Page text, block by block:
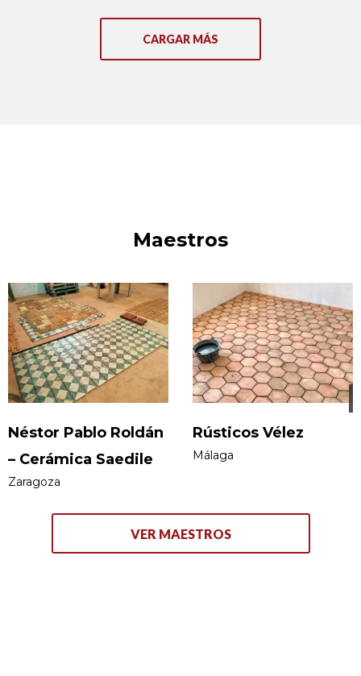
CARGAR MÁS
Maestros
Néstor Pablo Roldán
– Cerámica Saedile
Zaragoza
Rústicos Vélez
Málaga
VER MAESTROS